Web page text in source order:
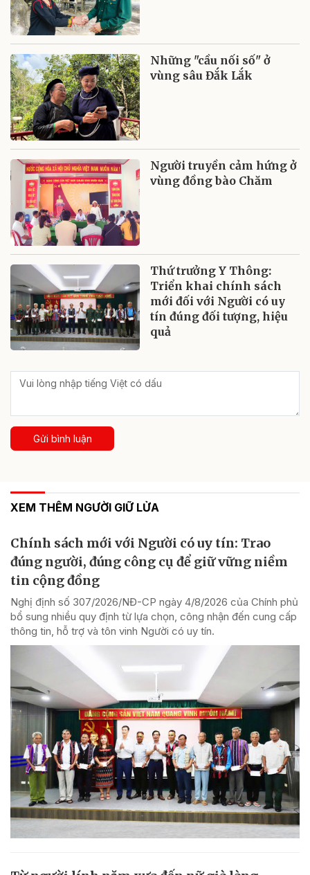
Những "cầu nối số" ở
vùng sâu Đắk Lắk
Người truyền cảm hứng ở
vùng đồng bào Chăm
Thứ trưởng Y Thông:
Triển khai chính sách
mới đối với Người có uy
tín đúng đối tượng, hiệu
quả
Gửi bình luận
XEM THÊM NGƯỜI GIỮ LỬA
Chính sách mới với Người có uy tín: Trao
đúng người, đúng công cụ để giữ vững niềm
tin cộng đồng
Nghị định số 307/2026/NĐ-CP ngày 4/8/2026 của Chính phủ
bổ sung nhiều quy định từ lựa chọn, công nhận đến cung cấp
thông tin, hỗ trợ và tôn vinh Người có uy tín.